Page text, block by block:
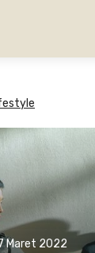
Maret 2022